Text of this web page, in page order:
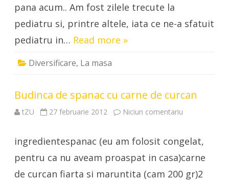
pana acum.. Am fost zilele trecute la
pediatru si, printre altele, iata ce ne-a sfatuit
pediatru in… Read more »
Diversificare, La masa
Budinca de spanac cu carne de curcan
tZU 27 februarie 2012 Niciun comentariu
cu
carne
de
curcan
ingredientespanac (eu am folosit congelat,
pentru ca nu aveam proaspat in casa)carne
de curcan fiarta si maruntita (cam 200 gr)2